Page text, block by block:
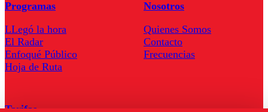
Programas
LLegó la hora
El Radar
Enfoqué Público
Hoja de Ruta
Nosotros
Quienes Somos
Contacto
Frecuencias
Tarifas